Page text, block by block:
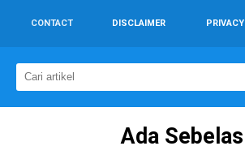
CONTACT DISCLAIMER PRIVACY
Ada Sebelas